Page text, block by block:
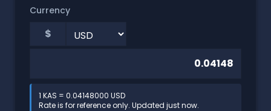
Currency
$
1 KAS = 0.04148000 USD
Rate is for reference only. Updated just now.